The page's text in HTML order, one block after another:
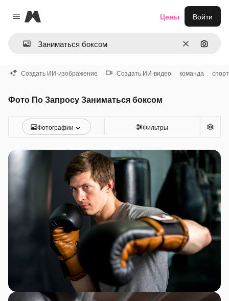
Close menu
Magnific
ОчиститьПоиск
Цены Войти
Создать ИИ-изображение Создать ИИ-видео команда спорт
Фото По Запросу Заниматься боксом
Фотографии Фильтры